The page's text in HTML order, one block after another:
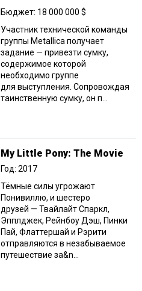
Бюджет: 18 000 000 $
Участник технической команды
группы Metallica получает
задание — привезти сумку,
содержимое которой
необходимо группе
для выступления. Сопровождая
таинственную сумку, он п...
My Little Pony: The Movie
Год: 2017
Тёмные силы угрожают
Понивиллю, и шестеро
друзей — Твайлайт Спаркл,
Эпплджек, Рейнбоу Дэш, Пинки
Пай, Флаттершай и Рэрити
отправляются в незабываемое
путешествие за&n...